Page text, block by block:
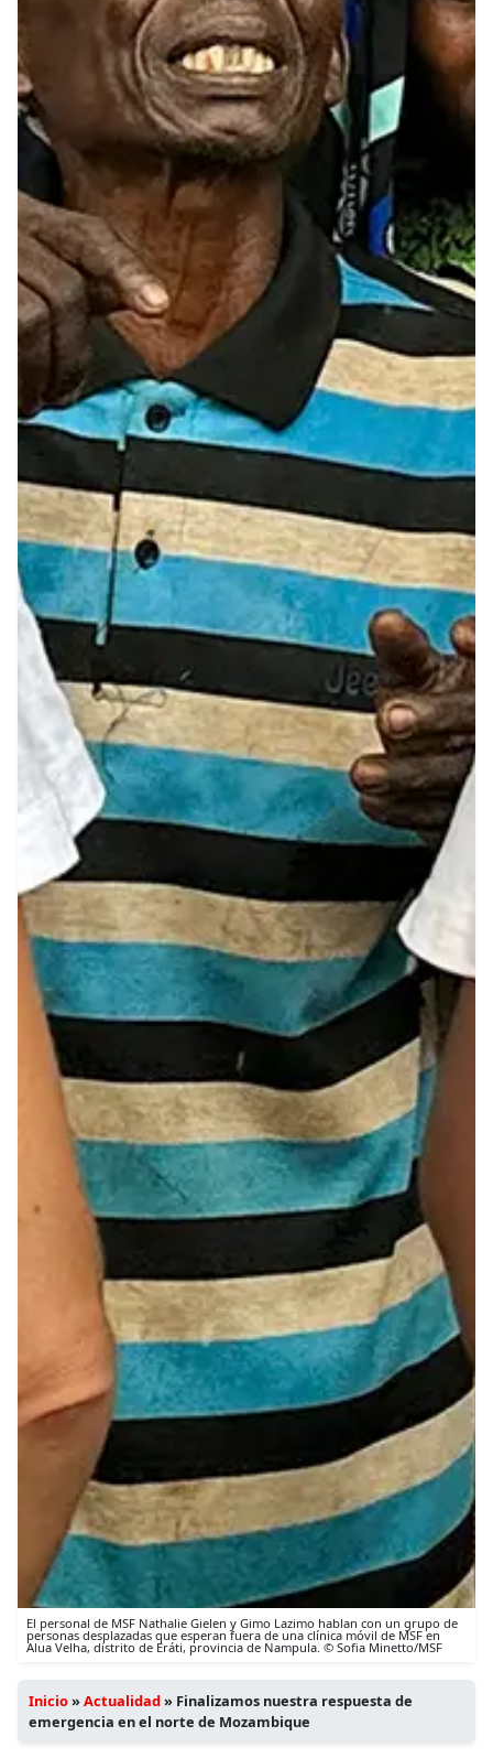
El personal de MSF Nathalie Gielen y Gimo Lazimo hablan con un grupo de
personas desplazadas que esperan fuera de una clínica móvil de MSF en
Alua Velha, distrito de Eráti, provincia de Nampula. © Sofia Minetto/MSF
Inicio»Actualidad» Finalizamos nuestra respuesta de
emergencia en el norte de Mozambique